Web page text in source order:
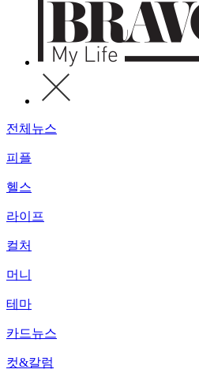
전체뉴스
피플
헬스
라이프
컬처
머니
테마
카드뉴스
컷&칼럼